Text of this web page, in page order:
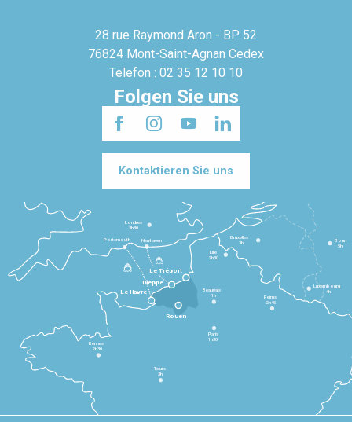
28 rue Raymond Aron - BP 52
76824 Mont-Saint-Agnan Cedex
Telefon : 02 35 12 10 10
Folgen Sie uns
Kontaktieren Sie uns
Le Havre
Dieppe
Le Tréport
Rennes
2h30
Tours
3h
Paris
1h30
Beauvais
1h
Reims
2h45
Lille
2h30
Bruxelles
3h
Londres
3h30
Newhaven
Portsmouth
Bonn
5h
Luxembourg
4h
Rouen